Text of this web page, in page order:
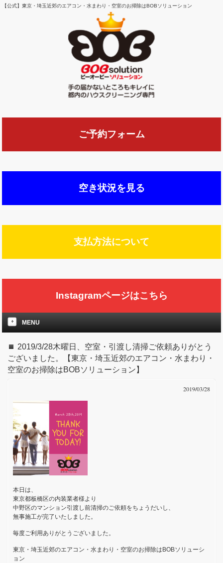
【公式】東京・埼玉近郊のエアコン・水まわり・空室のお掃除はBOBソリューション
ご予約フォーム
空き状況を見る
支払方法について
Instagramページはこちら
MENU
2019/3/28木曜日、空室・引渡し清掃ご依頼ありがとう
ございました。【東京・埼玉近郊のエアコン・水まわり・
空室のお掃除はBOBソリューション】
2019/03/28
本日は、
東京都板橋区の内装業者様より
中野区のマンション引渡し前清掃のご依頼をちょうだいし、
無事施工が完了いたしました。
毎度ご利用ありがとうございました。
東京・埼玉近郊のエアコン・水まわり・空室のお掃除はBOBソリューシ
ョン